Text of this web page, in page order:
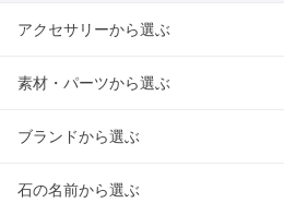
アクセサリーから選ぶ
素材・パーツから選ぶ
ブランドから選ぶ
石の名前から選ぶ